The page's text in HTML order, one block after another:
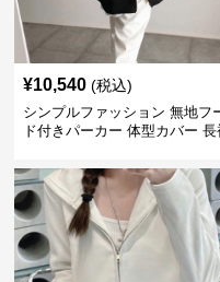
¥10,540 (税込)
シンプルファッション 無地フ
ド付きパーカー 体型カバー 長